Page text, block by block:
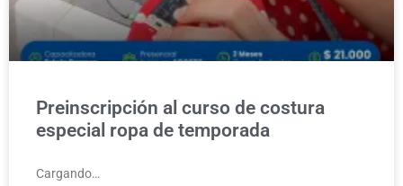
Preinscripción al curso de costura
especial ropa de temporada
Cargando…